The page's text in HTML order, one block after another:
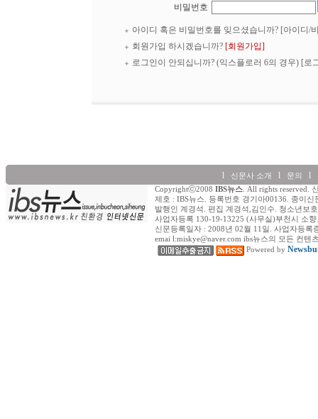
비밀번호
아이디 혹은 비밀번호를 잊으셨습니까? [아이디/
회원가입 하시겠습니까? [회원가입]
로그인이 안되십니까? (익스플로러 6의 경우) [로
l 신문사 소개 l 문의 l
Copyrightⓒ2008 IBS뉴스. All rights reserved.
제호 : IBS뉴스. 등록번호 경기아00136. 종이신
발행인 계경석. 편집 계경석,김인수. 청소년보
사업자등록 130-19-13225 (사무실)부천시 소
신문등록일자 : 2008년 02월 11일. 사업자등록
emai l:miskye@naver.com ibs뉴스의 모든 컨
Powered by